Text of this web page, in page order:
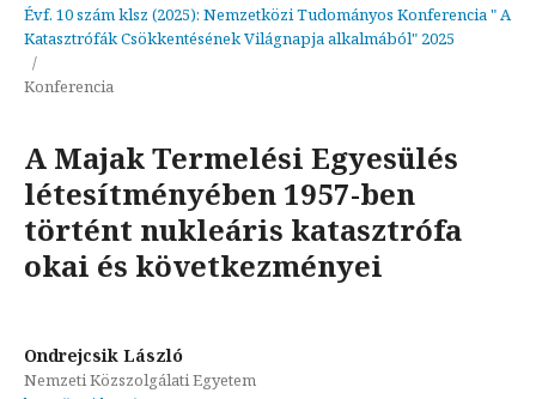
Évf. 10 szám klsz (2025): Nemzetközi Tudományos Konferencia " A
Katasztrófák Csökkentésének Világnapja alkalmából" 2025
/
Konferencia
A Majak Termelési Egyesülés
létesítményében 1957-ben
történt nukleáris katasztrófa
okai és következményei
Ondrejcsik László
Nemzeti Közszolgálati Egyetem